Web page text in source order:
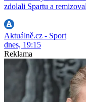
zdolali Spartu a
Aktuálně.cz - Sport
dnes, 19:15
Reklama